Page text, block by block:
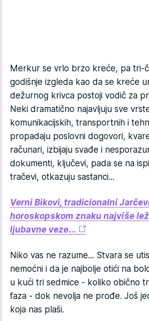
Merkur se vrlo brzo kreće, pa tri-
godišnje izgleda kao da se kreće
dežurnog krivca postoji vodič za
Neki dramatično najavljuju sve
komunikacijskih, transportnih i
propadaju poslovni dogovori,
računari, izbijaju svađe i
dokumenti, ključevi, pada se na
tračevi, otkazuju sastanci...
Verni Bikovi, tradicionalni
horoskopskom znaku najviše
ljubavne veze...
Niko vas ne razume... Stvara se
nemoćni i da je najbolje otići na
u kući tri sedmice - koliko obično
faza - dok nevolja ne prođe. Još
koja nas plaši.